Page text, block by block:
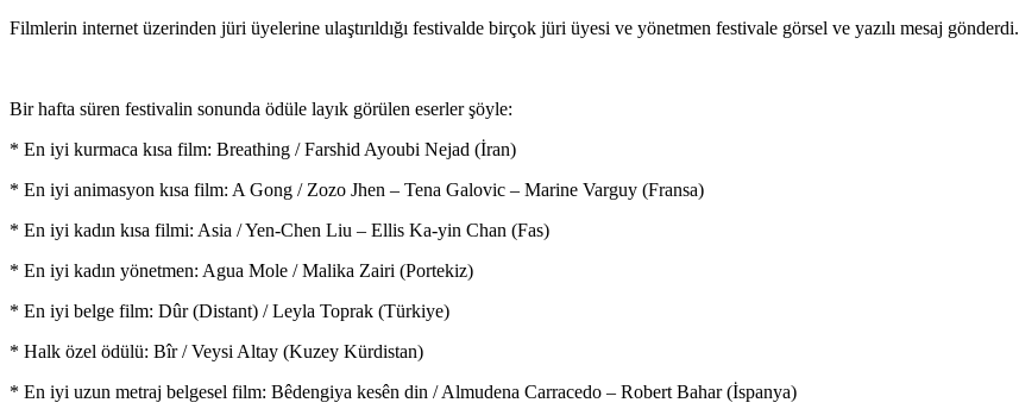
Filmlerin internet üzerinden jüri üyelerine ulaştırıldığı festivalde birçok jüri üyesi ve yönetmen festivale görsel ve yazılı mesaj gönderdi.
Bir hafta süren festivalin sonunda ödüle layık görülen eserler şöyle:
* En iyi kurmaca kısa film: Breathing / Farshid Ayoubi Nejad (İran)
* En iyi animasyon kısa film: A Gong / Zozo Jhen – Tena Galovic – Marine Varguy (Fransa)
* En iyi kadın kısa filmi: Asia / Yen-Chen Liu – Ellis Ka-yin Chan (Fas)
* En iyi kadın yönetmen: Agua Mole / Malika Zairi (Portekiz)
* En iyi belge film: Dûr (Distant) / Leyla Toprak (Türkiye)
* Halk özel ödülü: Bîr / Veysi Altay (Kuzey Kürdistan)
* En iyi uzun metraj belgesel film: Bêdengiya kesên din / Almudena Carracedo – Robert Bahar (İspanya)